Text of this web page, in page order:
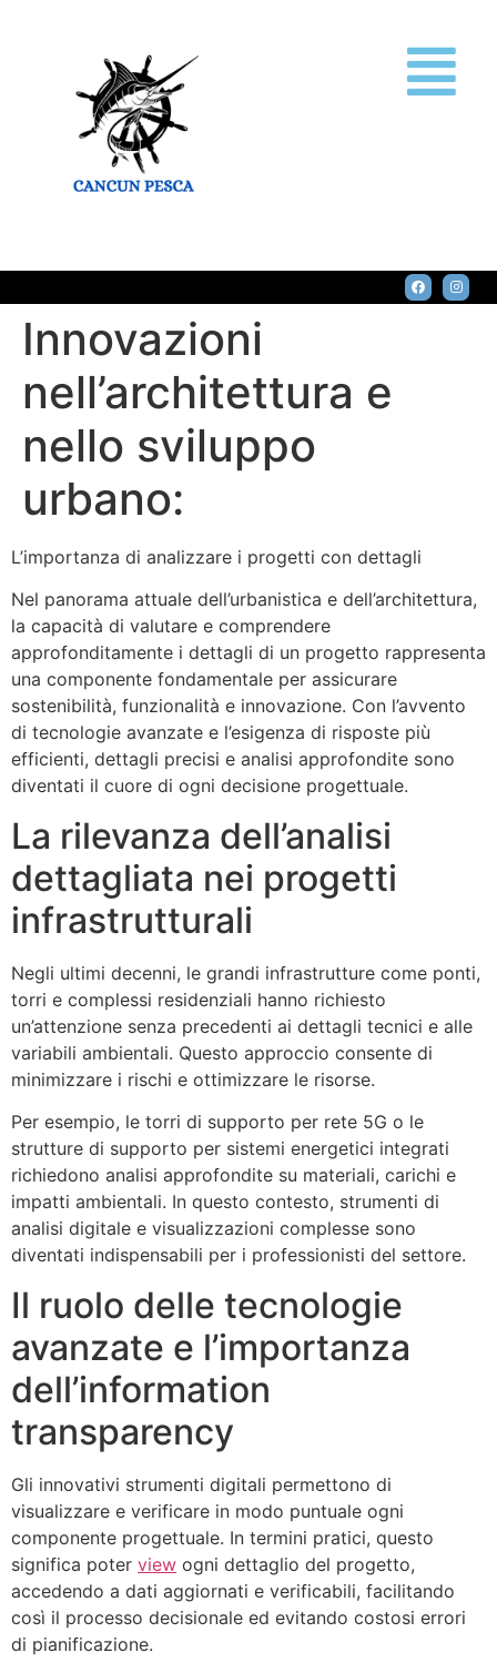
Innovazioni
nell’architettura e
nello sviluppo
urbano:
L’importanza di analizzare i progetti con dettagli
Nel panorama attuale dell’urbanistica e dell’architettura,
la capacità di valutare e comprendere
approfonditamente i dettagli di un progetto rappresenta
una componente fondamentale per assicurare
sostenibilità, funzionalità e innovazione. Con l’avvento
di tecnologie avanzate e l’esigenza di risposte più
efficienti, dettagli precisi e analisi approfondite sono
diventati il cuore di ogni decisione progettuale.
La rilevanza dell’analisi
dettagliata nei progetti
infrastrutturali
Negli ultimi decenni, le grandi infrastrutture come ponti,
torri e complessi residenziali hanno richiesto
un’attenzione senza precedenti ai dettagli tecnici e alle
variabili ambientali. Questo approccio consente di
minimizzare i rischi e ottimizzare le risorse.
Per esempio, le torri di supporto per rete 5G o le
strutture di supporto per sistemi energetici integrati
richiedono analisi approfondite su materiali, carichi e
impatti ambientali. In questo contesto, strumenti di
analisi digitale e visualizzazioni complesse sono
diventati indispensabili per i professionisti del settore.
Il ruolo delle tecnologie
avanzate e l’importanza
dell’information
transparency
Gli innovativi strumenti digitali permettono di
visualizzare e verificare in modo puntuale ogni
componente progettuale. In termini pratici, questo
significa poter view ogni dettaglio del progetto,
accedendo a dati aggiornati e verificabili, facilitando
così il processo decisionale ed evitando costosi errori
di pianificazione.